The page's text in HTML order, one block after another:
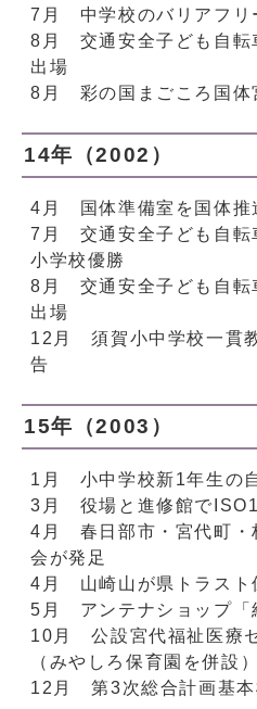
7月 中学校のバリアフリ
8月 交通安全子ども自転
出場
8月 彩の国まごころ国体
14年（2002）
4月 国体準備室を国体推
7月 交通安全子ども自転
小学校優勝
8月 交通安全子ども自転
出場
12月 須賀小中学校一貫
告
15年（2003）
1月 小中学校新1年生の
3月 役場と進修館で
4月 春日部市・宮代町・
会が発足
4月 山崎山が県トラスト
5月 アンテナショップ「
10月 公設宮代福祉医療
（みやしろ保育園を併設）
12月 第3次総合計画基本